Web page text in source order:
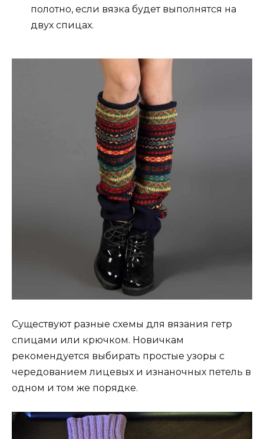
полотно, если вязка будет выполнятся на
двух спицах.
Существуют разные схемы для вязания гетр
спицами или крючком. Новичкам
рекомендуется выбирать простые узоры с
чередованием лицевых и изнаночных петель в
одном и том же порядке.